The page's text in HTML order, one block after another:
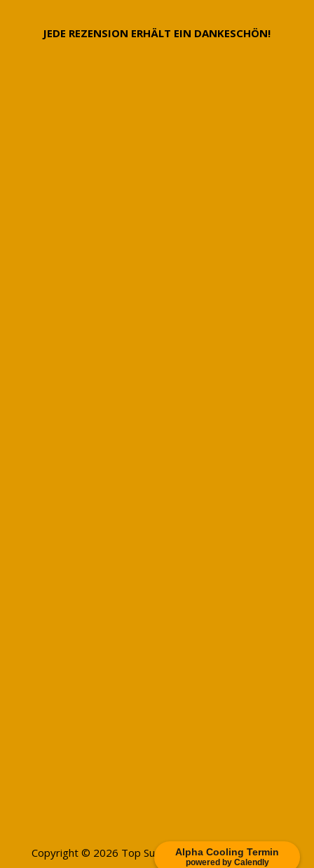
Alpha Cooling Termin
powered by Calendly
JEDE REZENSION ERHÄLT EIN DANKESCHÖN!
Copyright © 2026 Top Sun - Bensheim